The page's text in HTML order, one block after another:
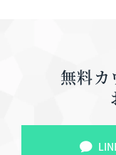
無料カ